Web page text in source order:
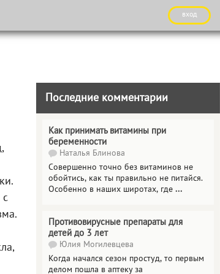
вход
с
Последние комментарии
Как принимать витамины при
беременности
Наталья Блинова
Совершенно точно без витаминов не
обойтись, как ты правильно не питайся.
Особенно в наших широтах, где ...
Противовирусные препараты для
детей до 3 лет
Юлия Могилевцева
Когда начался сезон простуд, то первым
делом пошла в аптеку за